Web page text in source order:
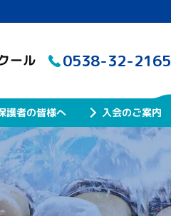
ール 0538-32-2165
護者の皆様へ 入会のご案内